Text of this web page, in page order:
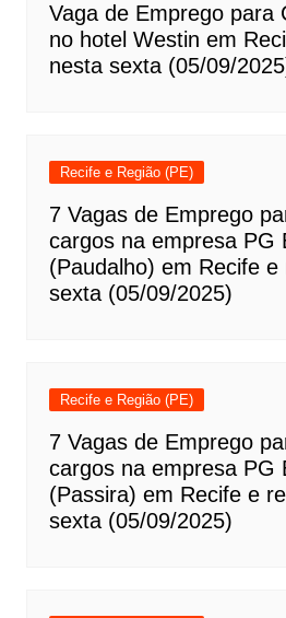
Vaga de Emprego para
no hotel Westin em
nesta sexta (05/09/
Recife e Região (PE)
7 Vagas de Emprego
cargos na empresa PG
(Paudalho) em Recife e
sexta (05/09/2025)
Recife e Região (PE)
7 Vagas de Emprego
cargos na empresa PG
(Passira) em Recife e
sexta (05/09/2025)